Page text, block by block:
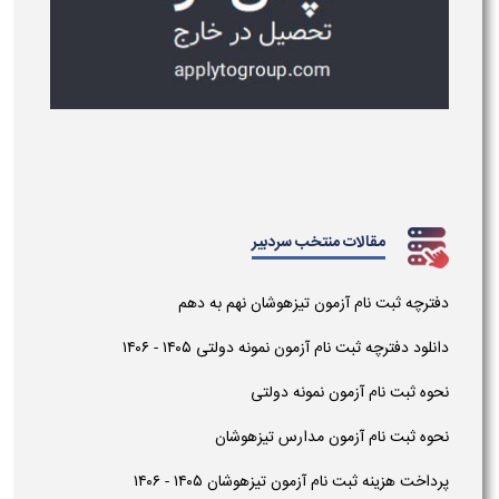
مقالات منتخب سردبیر
دفترچه ثبت نام آزمون تیزهوشان نهم به دهم
دانلود دفترچه ثبت نام آزمون نمونه دولتی ۱۴۰۵ - ۱۴۰۶
نحوه ثبت نام آزمون نمونه دولتی
نحوه ثبت نام آزمون مدارس تیزهوشان
پرداخت هزینه ثبت نام آزمون تیزهوشان ۱۴۰۵ - ۱۴۰۶